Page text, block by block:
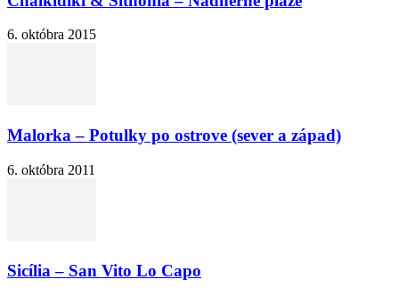
6. októbra 2015
Malorka – Potulky po ostrove (sever a západ)
6. októbra 2011
Sicília – San Vito Lo Capo